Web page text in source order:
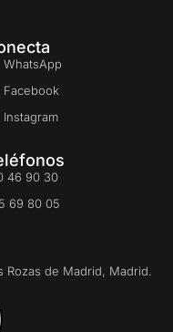
WhatsApp
Facebook
Instagram
46 90 30
69 80 05
Rozas de Madrid, Madrid.